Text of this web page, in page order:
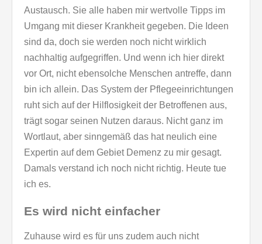
Austausch. Sie alle haben mir wertvolle Tipps im
Umgang mit dieser Krankheit gegeben. Die Ideen
sind da, doch sie werden noch nicht wirklich
nachhaltig aufgegriffen. Und wenn ich hier direkt
vor Ort, nicht ebensolche Menschen antreffe, dann
bin ich allein. Das System der Pflegeeinrichtungen
ruht sich auf der Hilflosigkeit der Betroffenen aus,
trägt sogar seinen Nutzen daraus. Nicht ganz im
Wortlaut, aber sinngemäß das hat neulich eine
Expertin auf dem Gebiet Demenz zu mir gesagt.
Damals verstand ich noch nicht richtig. Heute tue
ich es.
Es wird nicht einfacher
Zuhause wird es für uns zudem auch nicht